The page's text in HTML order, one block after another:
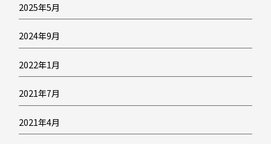
2025年5月
2024年9月
2022年1月
2021年7月
2021年4月